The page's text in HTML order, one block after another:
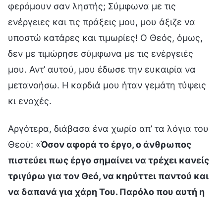
φερόμουν σαν ληστής; Σύμφωνα με τις
ενέργειες και τις πράξεις μου, μου άξιζε να
υποστώ κατάρες και τιμωρίες! Ο Θεός, όμως,
δεν με τιμώρησε σύμφωνα με τις ενέργειές
μου. Αντ’ αυτού, μου έδωσε την ευκαιρία να
μετανοήσω. Η καρδιά μου ήταν γεμάτη τύψεις
κι ενοχές.
Αργότερα, διάβασα ένα χωρίο απ’ τα λόγια του
Θεού: «Όσον αφορά το έργο, ο άνθρωπος
πιστεύει πως έργο σημαίνει να τρέχει κανείς
τριγύρω για τον Θεό, να κηρύττει παντού και
να δαπανά για χάρη Του. Παρόλο που αυτή η